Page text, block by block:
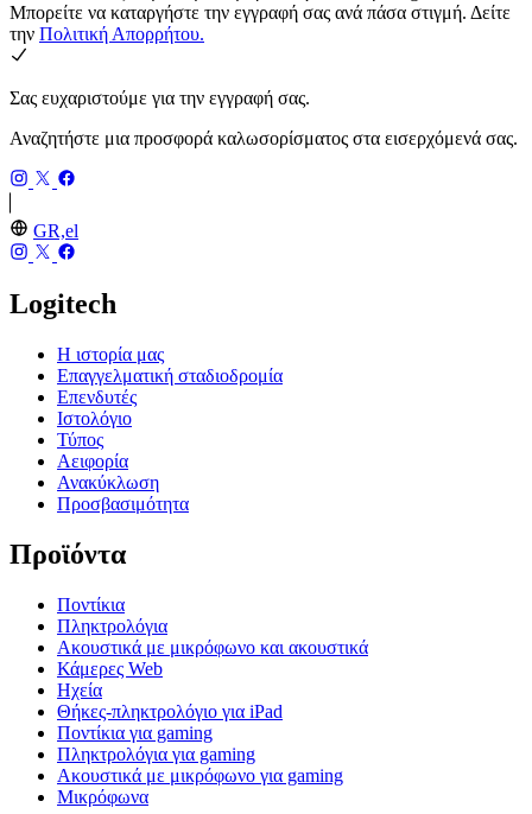
Μπορείτε να καταργήστε την εγγραφή σας ανά πάσα στιγμή. Δείτε
την Πολιτική Απορρήτου.
Σας ευχαριστούμε για την εγγραφή σας.
Αναζητήστε μια προσφορά καλωσορίσματος στα εισερχόμενά σας.
GR,el
Logitech
Η ιστορία μας
Επαγγελματική σταδιοδρομία
Επενδυτές
Ιστολόγιο
Τύπος
Αειφορία
Ανακύκλωση
Προσβασιμότητα
Προϊόντα
Ποντίκια
Πληκτρολόγια
Ακουστικά με μικρόφωνο και ακουστικά
Κάμερες Web
Ηχεία
Θήκες-πληκτρολόγιο για iPad
Ποντίκια για gaming
Πληκτρολόγια για gaming
Ακουστικά με μικρόφωνο για gaming
Μικρόφωνα